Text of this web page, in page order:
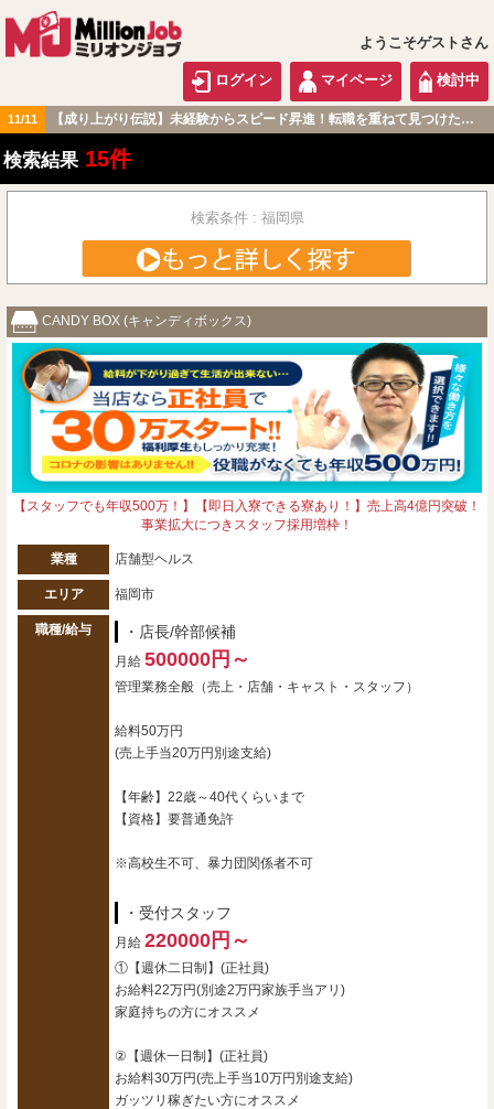
ようこそゲストさん
ログイン マイページ 検討中
11/11 【成り上がり伝説】未経験からスピード昇進！転職を重ねて見つけた『本当に働きやすい職場』とは？
九州・沖縄版
検索結果 15件
検索条件 : 福岡県
CANDY BOX (キャンディボックス)
【スタッフでも年収500万！】【即日入寮できる寮あり！】売上高4億円突破！
事業拡大につきスタッフ採用増枠！
業種 店舗型ヘルス
エリア 福岡市
職種/給与 ・店長/幹部候補
月給 500000円～
管理業務全般（売上・店舗・キャスト・スタッフ）
給料50万円
(売上手当20万円別途支給)
【年齢】22歳～40代くらいまで
【資格】要普通免許
※高校生不可、暴力団関係者不可
・受付スタッフ
月給 220000円～
①【週休二日制】(正社員)
お給料22万円(別途2万円家族手当アリ)
家庭持ちの方にオススメ
②【週休一日制】(正社員)
お給料30万円(売上手当10万円別途支給)
ガッツリ稼ぎたい方にオススメ